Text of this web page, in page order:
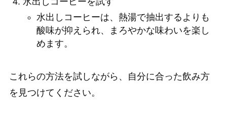
水出しコーヒーは、熱湯で抽出するよりも
酸味が抑えられ、まろやかな味わいを楽し
めます。
これらの方法を試しながら、自分に合った飲み方
を見つけてください。